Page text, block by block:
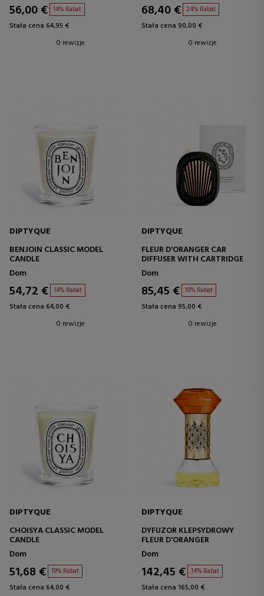
56,00 € 14% Rabat
Stała cena 64,95 €
0 rewizje
68,40 € 24% Rabat
Stała cena 90,00 €
0 rewizje
DIPTYQUE
BENJOIN CLASSIC MODEL
CANDLE
Dom
54,72 € 14% Rabat
Stała cena 64,00 €
0 rewizje
DIPTYQUE
FLEUR D'ORANGER CAR
DIFFUSER WITH CARTRIDGE
Dom
85,45 € 10% Rabat
Stała cena 95,00 €
0 rewizje
DIPTYQUE
CHOISYA CLASSIC MODEL
CANDLE
Dom
51,68 € 19% Rabat
Stała cena 64,00 €
DIPTYQUE
DYFUZOR KLEPSYDROWY
FLEUR D'ORANGER
Dom
142,45 € 14% Rabat
Stała cena 165,00 €